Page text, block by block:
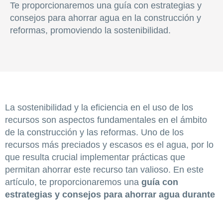
Te proporcionaremos una guía con estrategias y
consejos para ahorrar agua en la construcción y
reformas, promoviendo la sostenibilidad.
La sostenibilidad y la eficiencia en el uso de los
recursos son aspectos fundamentales en el ámbito
de la construcción y las reformas. Uno de los
recursos más preciados y escasos es el agua, por lo
que resulta crucial implementar prácticas que
permitan ahorrar este recurso tan valioso. En este
artículo, te proporcionaremos una guía con
estrategias y consejos para ahorrar agua durante